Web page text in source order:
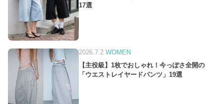
17選
2026.7.2 WOMEN
【主役級】1枚でおしゃれ！今っぽさ全開の
「ウエストレイヤードパンツ」19選